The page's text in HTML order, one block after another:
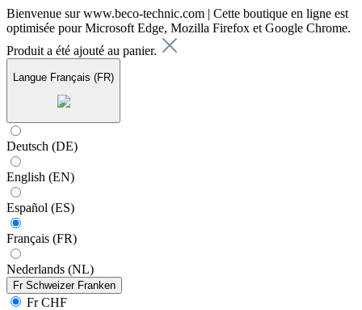
Bienvenue sur www.beco-technic.com | Cette boutique en ligne est
optimisée pour Microsoft Edge, Mozilla Firefox et Google Chrome.
Produit a été ajouté au panier.
Langue Français (FR)
Deutsch (DE)
English (EN)
Español (ES)
Français (FR)
Nederlands (NL)
Fr Schweizer Franken
Fr CHF